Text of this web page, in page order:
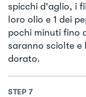
spicchi d'aglio, i
loro olio e 1 dei
pochi minuti fino
saranno sciolte e
dorato.
STEP 7